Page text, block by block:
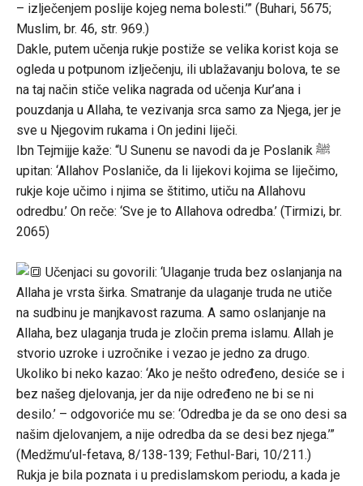
– izlječenjem poslije kojeg nema bolesti.’” (Buhari, 5675;
Muslim, br. 46, str. 969.)
Dakle, putem učenja rukje postiže se velika korist koja se
ogleda u potpunom izlječenju, ili ublažavanju bolova, te se
na taj način stiče velika nagrada od učenja Kur’ana i
pouzdanja u Allaha, te vezivanja srca samo za Njega, jer je
sve u Njegovim rukama i On jedini liječi.
Ibn Tejmijje kaže: “U Sunenu se navodi da je Poslanik ﷺ
upitan: ‘Allahov Poslaniče, da li lijekovi kojima se liječimo,
rukje koje učimo i njima se štitimo, utiču na Allahovu
odredbu.’ On reče: ‘Sve je to Allahova odredba.’ (Tirmizi, br.
2065)
Učenjaci su govorili: ‘Ulaganje truda bez oslanjanja na
Allaha je vrsta širka. Smatranje da ulaganje truda ne utiče
na sudbinu je manjkavost razuma. A samo oslanjanje na
Allaha, bez ulaganja truda je zločin prema islamu. Allah je
stvorio uzroke i uzročnike i vezao je jedno za drugo.
Ukoliko bi neko kazao: ‘Ako je nešto određeno, desiće se i
bez našeg djelovanja, jer da nije određeno ne bi se ni
desilo.’ – odgovoriće mu se: ‘Odredba je da se ono desi sa
našim djelovanjem, a nije odredba da se desi bez njega.’”
(Medžmu’ul-fetava, 8/138-139; Fethul-Bari, 10/211.)
Rukja je bila poznata i u predislamskom periodu, a kada je